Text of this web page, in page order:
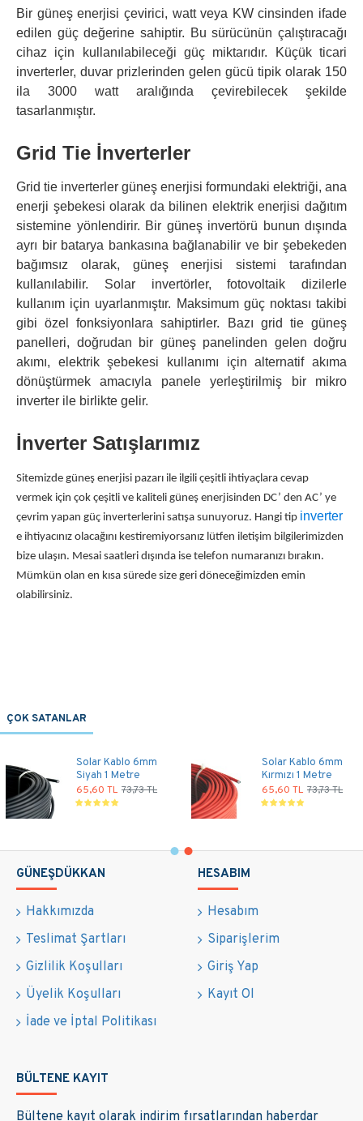
Bir güneş enerjisi çevirici, watt veya KW cinsinden ifade
edilen güç değerine sahiptir. Bu sürücünün çalıştıracağı
cihaz için kullanılabileceği güç miktarıdır. Küçük ticari
inverterler, duvar prizlerinden gelen gücü tipik olarak 150
ila 3000 watt aralığında çevirebilecek şekilde
tasarlanmıştır.
Grid Tie İnverterler
Grid tie inverterler güneş enerjisi formundaki elektriği, ana
enerji şebekesi olarak da bilinen elektrik enerjisi dağıtım
sistemine yönlendirir. Bir güneş invertörü bunun dışında
ayrı bir batarya bankasına bağlanabilir ve bir şebekeden
bağımsız olarak, güneş enerjisi sistemi tarafından
kullanılabilir. Solar invertörler, fotovoltaik dizilerle
kullanım için uyarlanmıştır. Maksimum güç noktası takibi
gibi özel fonksiyonlara sahiptirler. Bazı grid tie güneş
panelleri, doğrudan bir güneş panelinden gelen doğru
akımı, elektrik şebekesi kullanımı için alternatif akıma
dönüştürmek amacıyla panele yerleştirilmiş bir mikro
inverter ile birlikte gelir.
İnverter Satışlarımız
Sitemizde güneş enerjisi pazarı ile ilgili çeşitli ihtiyaçlara cevap
vermek için çok çeşitli ve kaliteli güneş enerjisinden DC’ den AC’ ye
çevrim yapan güç inverterlerini satışa sunuyoruz. Hangi tip inverter
e ihtiyacınız olacağını kestiremiyorsanız lütfen iletişim bilgilerimizden
bize ulaşın. Mesai saatleri dışında ise telefon numaranızı bırakın.
Mümkün olan en kısa sürede size geri döneceğimizden emin
olabilirsiniz.
ÇOK SATANLAR
Solar Kablo 6mm
Siyah 1 Metre
65,60 TL 73,73 TL
Solar Kablo 6mm
Kırmızı 1 Metre
65,60 TL 73,73 TL
GÜNEŞDÜKKAN
Hakkımızda
Teslimat Şartları
Gizlilik Koşulları
Üyelik Koşulları
İade ve İptal Politikası
HESABIM
Hesabım
Siparişlerim
Giriş Yap
Kayıt Ol
BÜLTENE KAYIT
Bültene kayıt olarak indirim fırsatlarından haberdar